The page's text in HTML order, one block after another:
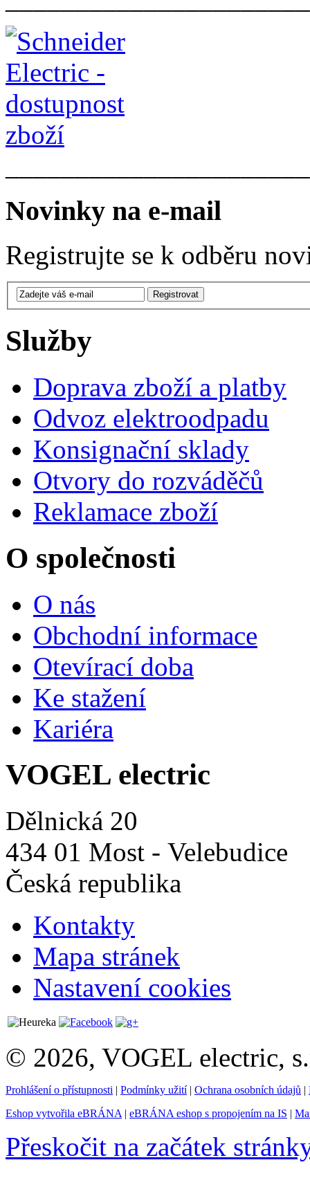
Novinky na e-mail
Registrujte se k odběru
Služby
Doprava zboží a platby
Odvoz elektroodpadu
Konsignační sklady
Otvory do rozváděčů
Reklamace zboží
O společnosti
O nás
Obchodní informace
Otevírací doba
Ke stažení
Kariéra
VOGEL electric
Dělnická 20
434 01 Most - Velebudice
Česká republika
Kontakty
Mapa stránek
Nastavení cookies
© 2026, VOGEL electric,
Prohlášení o přístupnosti | Podmínky užití| Ochrana osobních údajů |
Eshop vytvořila eBRÁNA | eBRÁNA eshop s propojením na IS |
Přeskočit na začátek